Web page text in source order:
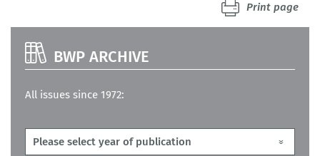
Print page
BWP ARCHIVE
All issues since 1972: